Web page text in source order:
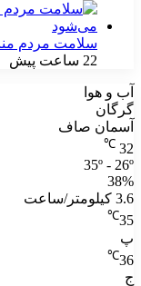
سلامت مردم
22 ساعت پیش
آب و هوا
گرگان
آسمان صاف
32
℃
35º - 26º
38%
3.6 کیلومتر/ساعت
35
℃
پ
36
℃
ج